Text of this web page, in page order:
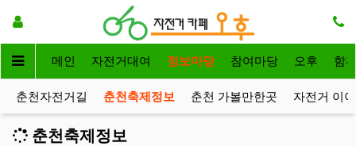
메인 자전거대여 정보마당 참여마당 오후 함
춘천자전거길 춘천축제정보 춘천 가볼만한곳 자전거 이
춘천축제정보